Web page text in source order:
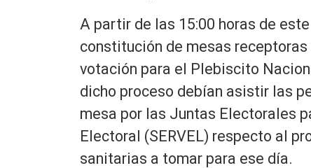
A partir de las 15:00 horas de
constitución de mesas
votación para el Plebiscito
dicho proceso debían asistir las
mesa por las Juntas Electorales
Electoral (SERVEL) respecto al
sanitarias a tomar para ese día.